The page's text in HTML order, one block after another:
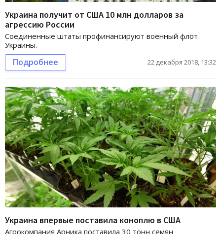
Украина получит от США 10 млн долларов за
агрессию России
Соединенные штаты профинансируют военный флот
Украины.
Подробнее 22 декабря 2018, 13:32
Украина впервые поставила коноплю в США
Агрокомпания Арника поставила 30 тонн семян